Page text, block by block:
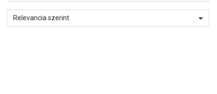
Relevancia szerint